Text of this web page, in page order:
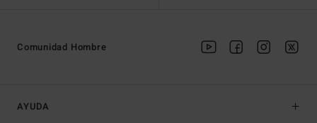
AYUDA
Comunidad Hombre